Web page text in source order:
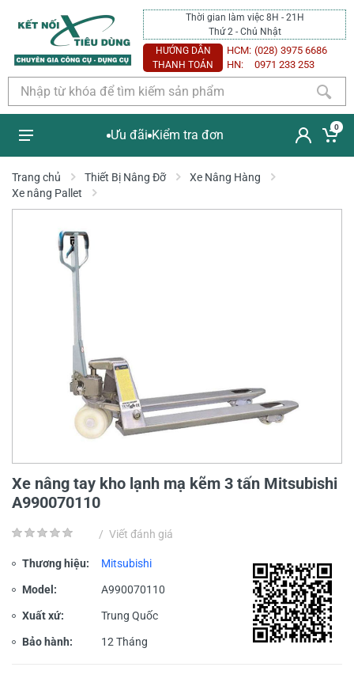
Thời gian làm việc 8H - 21H
Thứ 2 - Chủ Nhật
HƯỚNG DẪN
THANH TOÁN
HCM: (028) 3975 6686
HN:
0971 233 253
Ưu đãi Kiểm tra đơn
0
Trang chủ Thiết Bị Nâng Đỡ
Xe Nâng Hàng
Xe nâng Pallet
Xe nâng tay kho lạnh mạ kẽm 3 tấn Mitsubishi
A990070110
/ Viết đánh giá
Thương hiệu: Mitsubishi
Model: A990070110
Xuất xứ: Trung Quốc
Bảo hành: 12 Tháng